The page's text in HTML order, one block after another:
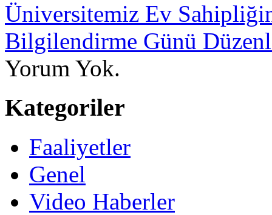
Üniversitemiz Ev
Bilgilendirme Günü
Yorum Yok.
Kategoriler
Faaliyetler
Genel
Video Haberler